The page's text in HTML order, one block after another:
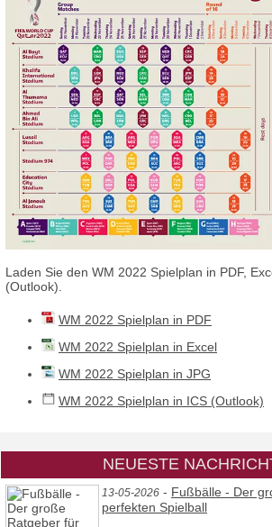
Laden Sie den WM 2022 Spielplan in PDF,
(Outlook).
WM 2022 Spielplan in PDF
WM 2022 Spielplan in Excel
WM 2022 Spielplan in JPG
WM 2022 Spielplan in ICS (Outlook)
NEUESTE
13-05-2026 - Fußbälle - Der
perfekten Spielball